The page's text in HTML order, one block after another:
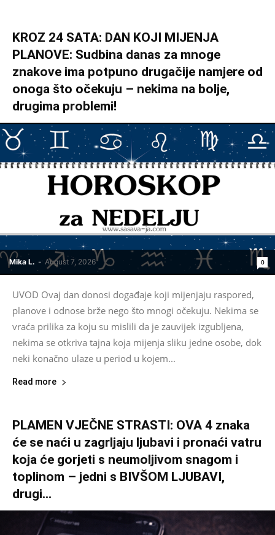
KROZ 24 SATA: DAN KOJI MIJENJA
PLANOVE: Sudbina danas za mnoge
znakove ima potpuno drugačije namjere od
onoga što očekuju – nekima na bolje,
drugima problemi!
Mika L. - August 7, 2026 0
UVOD Ovaj dan donosi događaje koji mijenjaju raspored,
planove i odnose brže nego što mnogi očekuju. Nekima se
vraća prilika za koju su mislili da je zauvijek izgubljena,
nekima se otkriva tajna koja mijenja sliku jedne osobe, dok
neki konačno ulaze u period u kojem...
Read more
PLAMEN VJEČNE STRASTI: OVA 4 znaka
će se naći u zagrljaju ljubavi i pronaći vatru
koja će gorjeti s neumoljivom snagom i
toplinom – jedni s BIVŠOM LJUBAVI,
drugi...